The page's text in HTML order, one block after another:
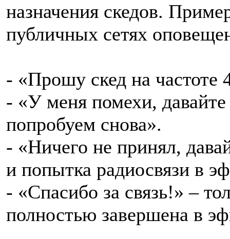
назначения скедов.
публичных сетях
- «Прошу скед на частоте
- «У меня помехи,
попробуем снова».
- «Ничего не принял,
и попытка радиосвязи в
- «Спасибо за связь!» –
полностью завершена в